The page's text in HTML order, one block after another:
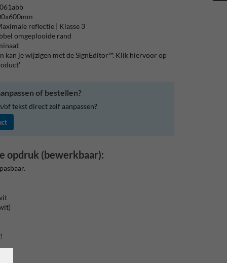
reflectie | Klasse 3
omgeplooide rand
kan je wijzigen met de SignEditor™. Klik hiervoor op
of bestellen?
of tekst direct zelf aanpassen?
opdruk (bewerkbaar):